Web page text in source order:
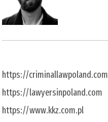
https://criminallawpoland.com
https://lawyersinpoland.com
https://www.kkz.com.pl